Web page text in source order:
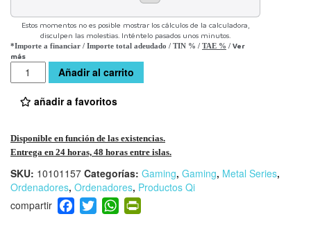
Estos momentos no es posible mostrar los cálculos de la calculadora,
disculpen las molestias. Inténtelo pasados unos minutos.
*Importe a financiar / Importe total adeudado / TIN % / TAE % / Ver
más
Cantidad Añadir al carrito
añadir a favoritos
Disponible en función de las existencias.
Entrega en 24 horas, 48 horas entre islas.
SKU: 10101157 Categorías: Gaming, Gaming, Metal Series,
Ordenadores, Ordenadores, Productos Qi
F
a
T
wi
W
h